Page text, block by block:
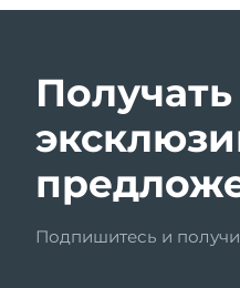
Получать
Подпишитесь и